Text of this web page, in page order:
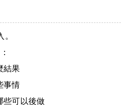
結果
事情
些可以後做